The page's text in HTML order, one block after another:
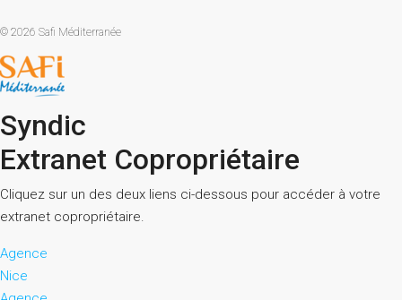
© 2026 Safi Méditerranée
Syndic
Extranet Copropriétaire
Cliquez sur un des deux liens ci-dessous pour accéder à votre
extranet copropriétaire.
Agence
Nice